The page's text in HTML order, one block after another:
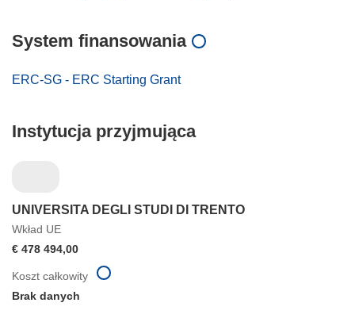
System finansowania
ERC-SG - ERC Starting Grant
Instytucja przyjmująca
UNIVERSITA DEGLI STUDI DI TRENTO
Wkład UE
€ 478 494,00
Koszt całkowity
Brak danych